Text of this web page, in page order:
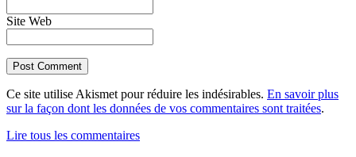
Site Web
Ce site utilise Akismet pour réduire les indésirables. En savoir plus
sur la façon dont les données de vos commentaires sont traitées.
Lire tous les commentaires